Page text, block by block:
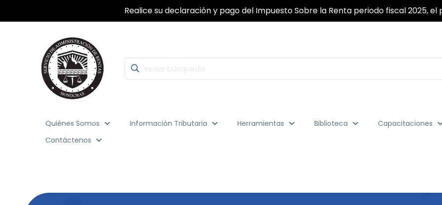
Realice su declaración y pago del Impuesto Sobre la Renta periodo fiscal 2025, el
Quiénes Somos Información Tributaria Herramientas Biblioteca
Capacitaciones
Contáctenos